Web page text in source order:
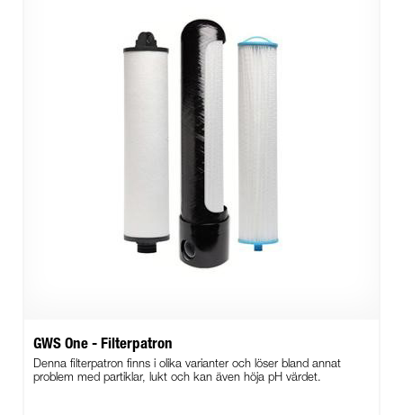
GWS One - Filterpatron
Denna filterpatron finns i olika varianter och löser bland annat
problem med partiklar, lukt och kan även höja pH värdet.